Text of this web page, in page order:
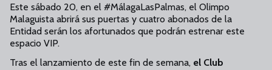
Este sábado 20, en el #MálagaLasPalmas, el Olimpo
Malaguista abrirá sus puertas y cuatro abonados de la
Entidad serán los afortunados que podrán estrenar este
espacio VIP.
Tras el lanzamiento de este fin de semana, el Club